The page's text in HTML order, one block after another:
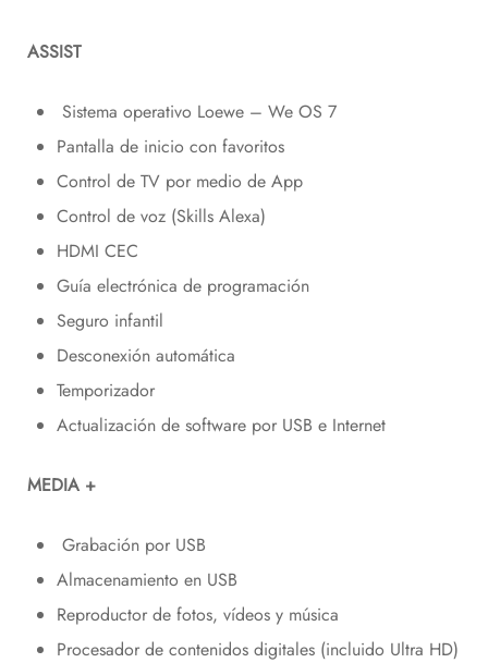
ASSIST
Sistema operativo Loewe – We OS 7
Pantalla de inicio con favoritos
Control de TV por medio de App
Control de voz (Skills Alexa)
HDMI CEC
Guía electrónica de programación
Seguro infantil
Desconexión automática
Temporizador
Actualización de software por USB e Internet
MEDIA +
Grabación por USB
Almacenamiento en USB
Reproductor de fotos, vídeos y música
Procesador de contenidos digitales (incluido Ultra HD)